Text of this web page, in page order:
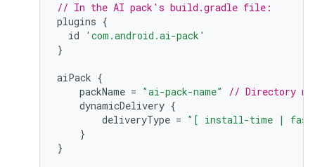
// In the AI pack's build.gradle file:
plugins {
id
'com.android.ai-pack'
}
aiPack {
packName = "ai-pack-name"
// Directory
dynamicDelivery {
deliveryType = "[ install-time | fast-
}
}